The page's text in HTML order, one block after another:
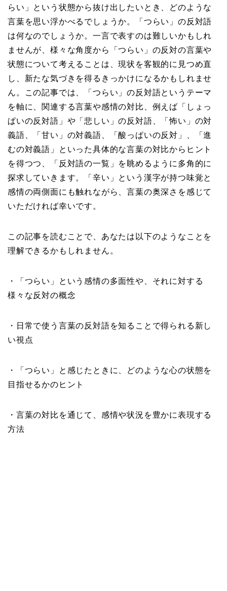
らい」という状態から抜け出したいとき、どのような
言葉を思い浮かべるでしょうか。「つらい」の反対語
は何なのでしょうか。一言で表すのは難しいかもしれ
ませんが、様々な角度から「つらい」の反対の言葉や
状態について考えることは、現状を客観的に見つめ直
し、新たな気づきを得るきっかけになるかもしれませ
ん。この記事では、「つらい」の反対語というテーマ
を軸に、関連する言葉や感情の対比、例えば「しょっ
ぱいの反対語」や「悲しい」の反対語、「怖い」の対
義語、「甘い」の対義語、「酸っぱいの反対」、「進
むの対義語」といった具体的な言葉の対比からヒント
を得つつ、「反対語の一覧」を眺めるように多角的に
探求していきます。「辛い」という漢字が持つ味覚と
感情の両側面にも触れながら、言葉の奥深さを感じて
いただければ幸いです。
この記事を読むことで、あなたは以下のようなことを
理解できるかもしれません。
・「つらい」という感情の多面性や、それに対する
様々な反対の概念
・日常で使う言葉の反対語を知ることで得られる新し
い視点
・「つらい」と感じたときに、どのような心の状態を
目指せるかのヒント
・言葉の対比を通じて、感情や状況を豊かに表現する
方法